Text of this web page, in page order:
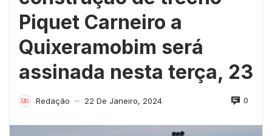
Piquet Carneiro a
Quixeramobim será
assinada nesta terça, 23
Redação — 22 De Janeiro, 2024 0